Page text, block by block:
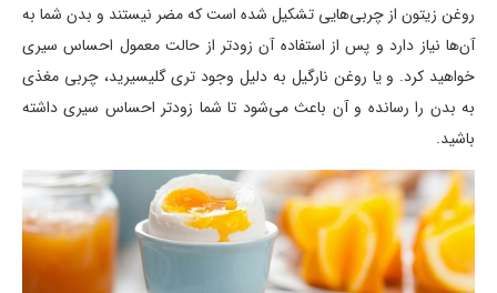
روغن زیتون از چربی‌هایی تشکیل شده است که مضر نیستند و بدن شما به
آن‌ها نیاز دارد و پس از استفاده آن زودتر از حالت معمول احساس سیری
خواهید کرد. و یا روغن نارگیل به دلیل وجود تری گلیسیرید، چربی مغذی
به بدن را رسانده و آن باعث می‌شود تا شما زودتر احساس سیری داشته
باشید.